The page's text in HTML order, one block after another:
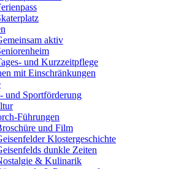
aktiv
und Kurzzeitpflege
mit Einschränkungen
und Sportförderung
Führungen
und Film
Klostergeschichte
dunkle Zeiten
& Kulinarik